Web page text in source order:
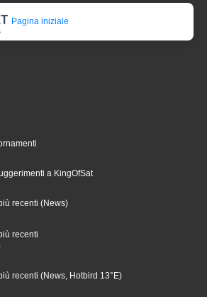
Pagina iniziale
a KingOfSat
recenti (News)
recenti
recenti (News, Hotbird 13°E)